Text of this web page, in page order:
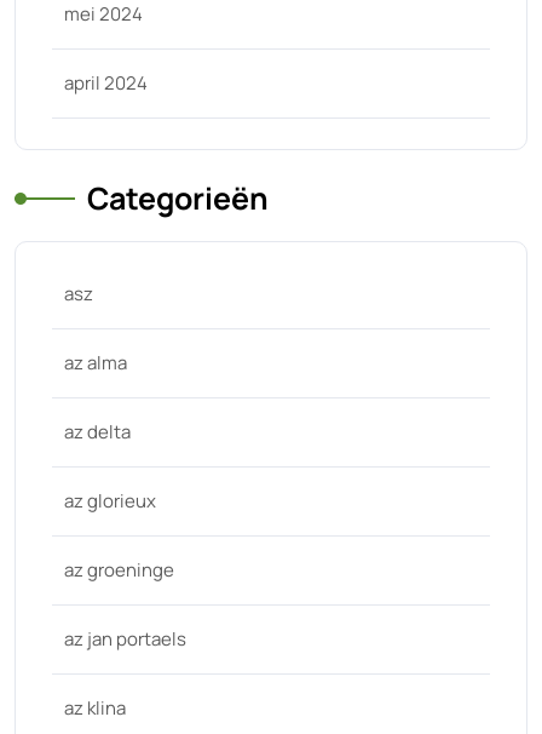
mei 2024
april 2024
Categorieën
asz
az alma
az delta
az glorieux
az groeninge
az jan portaels
az klina